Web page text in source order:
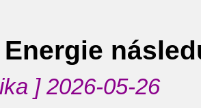
Energie
] 2026-05-26